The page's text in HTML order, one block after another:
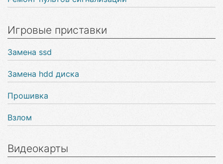
Игровые приставки
Замена ssd
Замена hdd диска
Прошивка
Взлом
Видеокарты